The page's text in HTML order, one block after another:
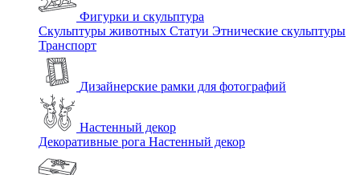
Фигурки и скульптура
Скульптуры животных Статуи Этнические скульптуры
Транспорт
Дизайнерские рамки для фотографий
Настенный декор
Декоративные рога Настенный декор